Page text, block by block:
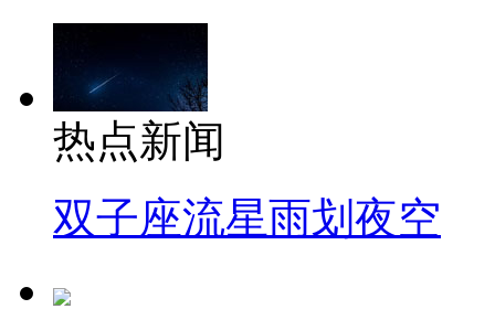
热点新闻
双子座流星雨划夜空